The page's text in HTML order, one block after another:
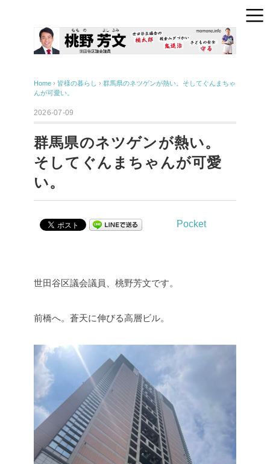
Home › 皆様の暮らし › 群馬県のネツゲンが熱い。そしてぐんまちゃ
んが可愛い。
2026-07-09
群馬県のネツゲンが熱い。
そしてぐんまちゃんが可愛
い。
Pocket
世田谷区議会議員、桃野芳文です。
前橋へ。蒼天に伸びる高層ビル。